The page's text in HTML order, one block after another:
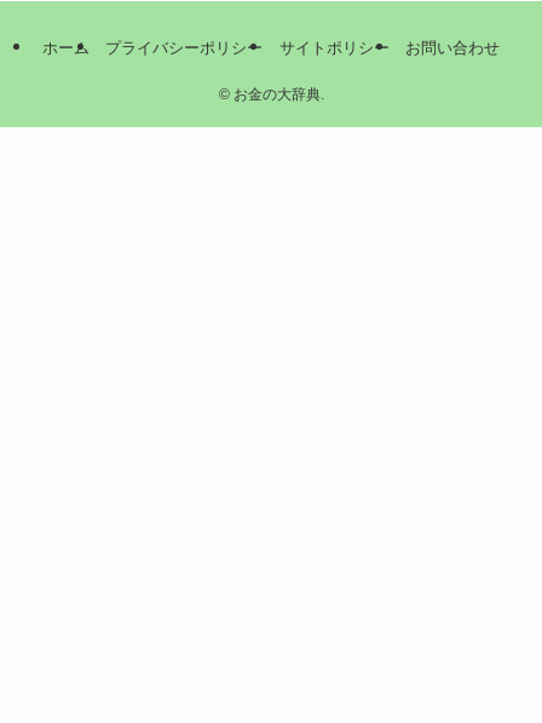
ホーム プライバシーポリシー サイトポリシー お問い合わせ
©お金の大辞典.